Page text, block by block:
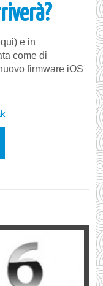
e in
come di
firmware iOS